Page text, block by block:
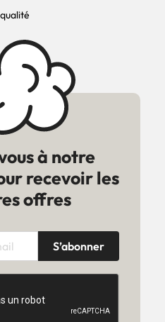
à notre
recevoir les
offres